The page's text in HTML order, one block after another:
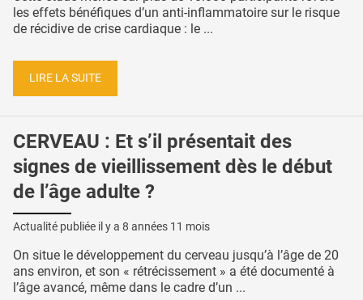
les effets bénéfiques d’un anti-inflammatoire sur le risque
de récidive de crise cardiaque : le ...
LIRE LA SUITE
CERVEAU : Et s’il présentait des
signes de vieillissement dès le début
de l’âge adulte ?
Actualité publiée il y a 8 années 11 mois
On situe le développement du cerveau jusqu’à l’âge de 20
ans environ, et son « rétrécissement » a été documenté à
l’âge avancé, même dans le cadre d’un ...